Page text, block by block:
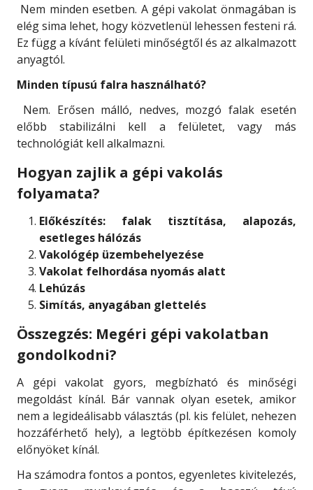
Nem minden esetben. A gépi vakolat önmagában is
elég sima lehet, hogy közvetlenül lehessen festeni rá.
Ez függ a kívánt felületi minőségtől és az alkalmazott
anyagtól.
Minden típusú falra használható?
Nem. Erősen málló, nedves, mozgó falak esetén
előbb stabilizálni kell a felületet, vagy más
technológiát kell alkalmazni.
Hogyan zajlik a gépi vakolás
folyamata?
Előkészítés: falak tisztítása, alapozás,
esetleges hálózás
Vakológép üzembehelyezése
Vakolat felhordása nyomás alatt
Lehúzás
Simítás, anyagában glettelés
Összegzés: Megéri gépi vakolatban
gondolkodni?
A gépi vakolat gyors, megbízható és minőségi
megoldást kínál. Bár vannak olyan esetek, amikor
nem a legideálisabb választás (pl. kis felület, nehezen
hozzáférhető hely), a legtöbb építkezésen komoly
előnyöket kínál.
Ha számodra fontos a pontos, egyenletes kivitelezés,